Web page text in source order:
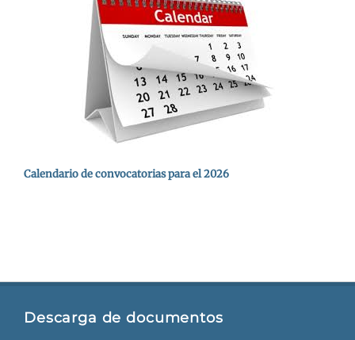
Calendario de convocatorias para el 2026
Descarga de documentos